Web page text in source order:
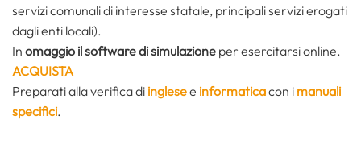
servizi comunali di interesse statale, principali servizi erogati
dagli enti locali).
In omaggio il software di simulazione per esercitarsi online.
ACQUISTA
Preparati alla verifica di inglesee informaticacon i manuali
specifici.